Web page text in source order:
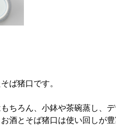
ば猪口です。
ちろん、小鉢や茶碗蒸し、
酒とそば猪口は使い回しが